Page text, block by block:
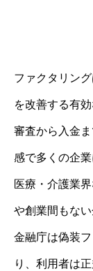
ファクタリン
を改善する有
審査から入金
感で多くの企
医療・介護業
や創業間もな
金融庁は偽装
り、利用者は